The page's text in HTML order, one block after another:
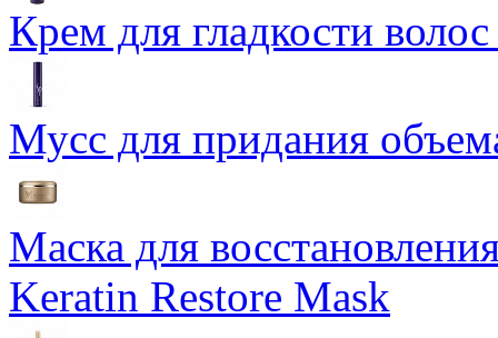
Крем для гладкости
Мусс для придания
Маска для
Keratin Restore Mask